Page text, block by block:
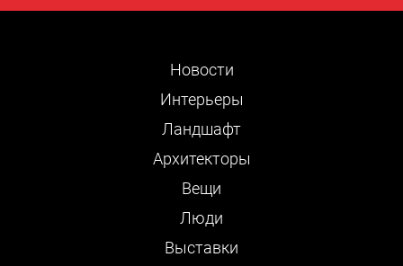
Новости
Интерьеры
Ландшафт
Архитекторы
Вещи
Люди
Выставки